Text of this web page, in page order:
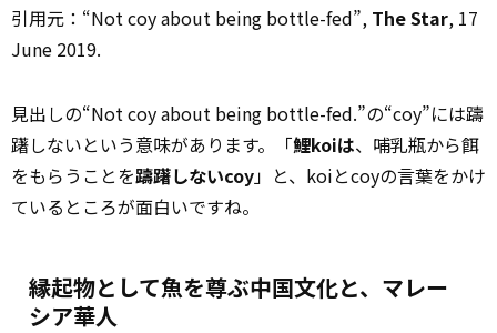
引用元：“Not coy about being bottle-fed”, The Star, 17
June 2019.
見出しの“Not coy about being bottle-fed.”の“coy”には躊
躇しないという意味があります。「鯉koiは、哺乳瓶から餌
をもらうことを躊躇しないcoy」と、koiとcoyの言葉をかけ
ているところが面白いですね。
縁起物として魚を尊ぶ中国文化と、マレー
シア華人